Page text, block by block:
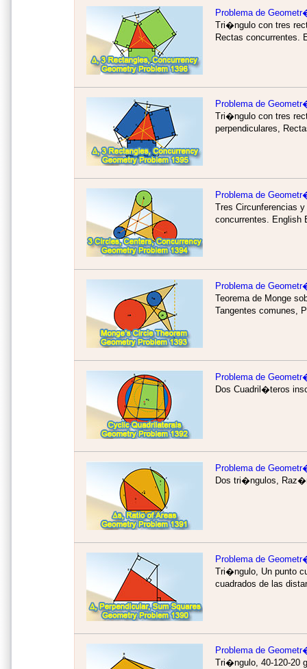
Problema de
Tri�ngulo con tres
Rectas concurrentes.
Problema de
Tri�ngulo con tres
perpendiculares,
Problema de
Tres Circunferencias
concurrentes. English
Problema de
Teorema de Monge
Tangentes comunes,
Problema de
Dos Cuadril�teros
Problema de
Dos tri�ngulos,
Problema de
Tri�ngulo, Un punto
cuadrados de las
Problema de
Tri�ngulo, 40-120-20